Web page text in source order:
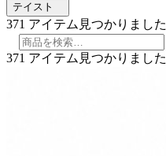
テイスト
371 アイテム見つかりました
371 アイテム見つかりました